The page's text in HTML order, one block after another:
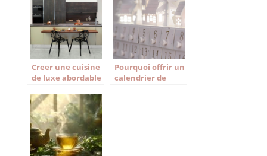
Creer une cuisine
de luxe abordable
design pour un
effet somptueux
Pourquoi offrir un
calendrier de